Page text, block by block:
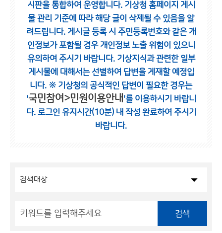
시판을 통합하여 운영합니다. 기상청 홈페이지 게시
물 관리 기준에 따라 해당 글이 삭제될 수 있음을 알
려드립니다. 게시글 등록 시 주민등록번호와 같은 개
인정보가 포함될 경우 개인정보 노출 위험이 있으니
유의하여 주시기 바랍니다. 기상지식과 관련한 일부
게시물에 대해서는 선별하여 답변을 게재할 예정입
니다. ※ 기상청의 공식적인 답변이 필요한 경우는
'국민참여>민원이용안내 '를 이용하시기 바랍니
다. 로그인 유지시간(10분) 내 작성 완료하여 주시기
바랍니다.
검색